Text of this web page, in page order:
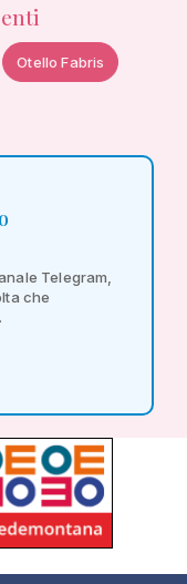
Otello Fabris
Telegram,
che